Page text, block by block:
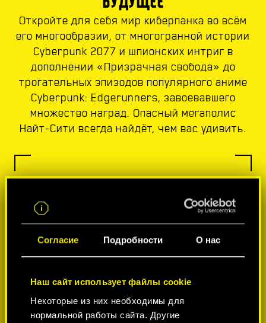
Согласие Подробности О нас
Наш сайт использует файлы cookie
Некоторые из них необходимы для
нормальной работы сайта. Другие
Откройте для себя мир киберпанка во всём
его многообразии, от многогранной истории
Cyberpunk 2077 и шпионских интриг в
дополнении «Призрачная свобода» до
трогательных эпизодов популярного аниме
Cyberpunk: Edgerunners, завоевавшего
множество наград. Опасный мегаполис
Найт-Сити всегда найдёт, чем вас удивить.